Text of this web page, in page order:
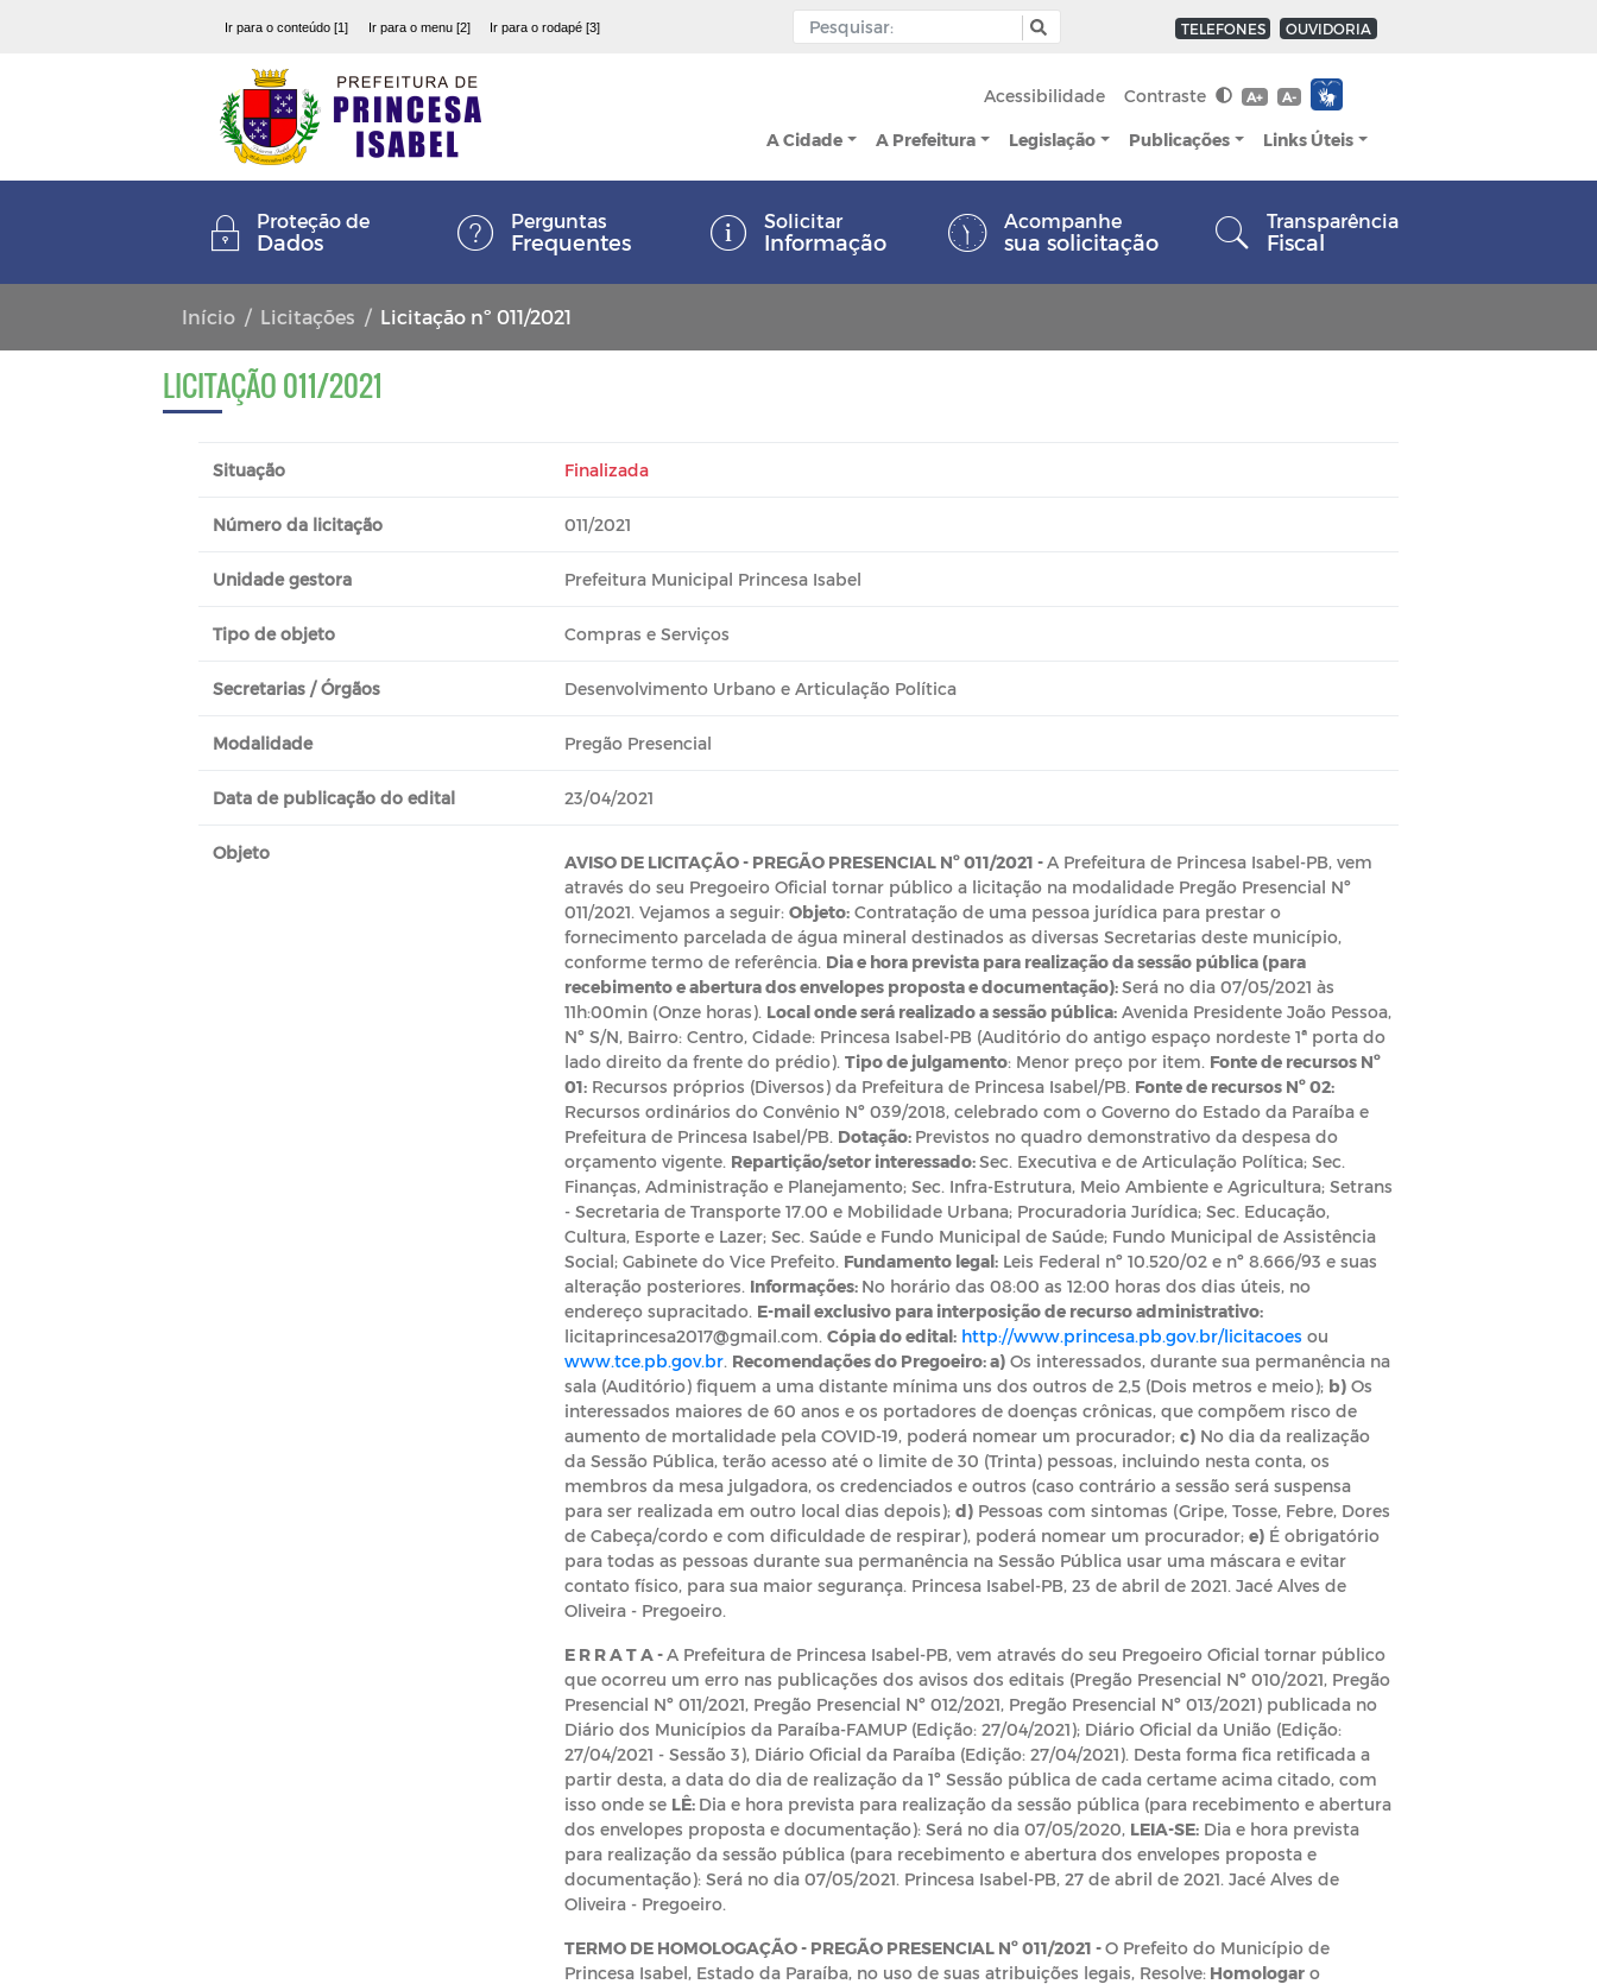
Ir para o conteúdo [1] Ir para o menu [2] Ir para o rodapé [3] TELEFONES OUVIDORIA
Acessibilidade Contraste A+ A-
A Cidade A Prefeitura Legislação Publicações Links Úteis
Proteção de
Dados
Perguntas
Frequentes
Solicitar
Informação
Acompanhe
sua solicitação
Transparência
Fiscal
Início Licitações Licitação nº 011/2021
LICITAÇÃO 011/2021
Situação Finalizada
Número da licitação 011/2021
Unidade gestora Prefeitura Municipal Princesa Isabel
Tipo de objeto Compras e Serviços
Secretarias / Órgãos Desenvolvimento Urbano e Articulação Política
Modalidade Pregão Presencial
Data de publicação do edital 23/04/2021
Objeto AVISO DE LICITAÇÃO - PREGÃO PRESENCIAL Nº 011/2021 -A Prefeitura de Princesa Isabel-PB, vem
através do seu Pregoeiro Oficial tornar público a licitação na modalidade Pregão Presencial Nº
011/2021. Vejamos a seguir: Objeto:Contratação de uma pessoa jurídica para prestar o
fornecimento parcelada de água mineral destinados as diversas Secretarias deste município,
conforme termo de referência. Dia e hora prevista para realização da sessão pública (para
recebimento e abertura dos envelopes proposta e documentação):Será no dia 07/05/2021 às
11h:00min (Onze horas). Local onde será realizado a sessão pública:Avenida Presidente João Pessoa,
Nº S/N, Bairro: Centro, Cidade: Princesa Isabel-PB (Auditório do antigo espaço nordeste 1ª porta do
lado direito da frente do prédio). Tipo de julgamento: Menor preço por item. Fonte de recursos Nº
01:Recursos próprios (Diversos) da Prefeitura de Princesa Isabel/PB. Fonte de recursos Nº 02:
Recursos ordinários do Convênio Nº 039/2018, celebrado com o Governo do Estado da Paraíba e
Prefeitura de Princesa Isabel/PB. Dotação: Previstos no quadro demonstrativo da despesa do
orçamento vigente. Repartição/setor interessado:Sec. Executiva e de Articulação Política; Sec.
Finanças, Administração e Planejamento; Sec. Infra-Estrutura, Meio Ambiente e Agricultura; Setrans
- Secretaria de Transporte 17.00 e Mobilidade Urbana; Procuradoria Jurídica; Sec. Educação,
Cultura, Esporte e Lazer; Sec. Saúde e Fundo Municipal de Saúde; Fundo Municipal de Assistência
Social; Gabinete do Vice Prefeito. Fundamento legal:Leis Federal nº 10.520/02 e nº 8.666/93 e suas
alteração posteriores. Informações: No horário das 08:00 as 12:00 horas dos dias úteis, no
endereço supracitado. E-mail exclusivo para interposição de recurso administrativo:
licitaprincesa2017@gmail.com. Cópia do edital: http://www.princesa.pb.gov.br/licitacoesou
www.tce.pb.gov.br. Recomendações do Pregoeiro: a)Os interessados, durante sua permanência na
sala (Auditório) fiquem a uma distante mínima uns dos outros de 2,5 (Dois metros e meio); b)Os
interessados maiores de 60 anos e os portadores de doenças crônicas, que compõem risco de
aumento de mortalidade pela COVID-19, poderá nomear um procurador; c)No dia da realização
da Sessão Pública, terão acesso até o limite de 30 (Trinta) pessoas, incluindo nesta conta, os
membros da mesa julgadora, os credenciados e outros (caso contrário a sessão será suspensa
para ser realizada em outro local dias depois); d)Pessoas com sintomas (Gripe, Tosse, Febre, Dores
de Cabeça/cordo e com dificuldade de respirar), poderá nomear um procurador; e)É obrigatório
para todas as pessoas durante sua permanência na Sessão Pública usar uma máscara e evitar
contato físico, para sua maior segurança. Princesa Isabel-PB, 23 de abril de 2021. Jacé Alves de
Oliveira - Pregoeiro.
E R R A T A -A Prefeitura de Princesa Isabel-PB, vem através do seu Pregoeiro Oficial tornar público
que ocorreu um erro nas publicações dos avisos dos editais (Pregão Presencial Nº 010/2021, Pregão
Presencial Nº 011/2021, Pregão Presencial Nº 012/2021, Pregão Presencial Nº 013/2021) publicada no
Diário dos Municípios da Paraíba-FAMUP (Edição: 27/04/2021); Diário Oficial da União (Edição:
27/04/2021 - Sessão 3), Diário Oficial da Paraíba (Edição: 27/04/2021). Desta forma fica retificada a
partir desta, a data do dia de realização da 1º Sessão pública de cada certame acima citado, com
isso onde se LÊ: Dia e hora prevista para realização da sessão pública (para recebimento e abertura
dos envelopes proposta e documentação): Será no dia 07/05/2020, LEIA-SE:Dia e hora prevista
para realização da sessão pública (para recebimento e abertura dos envelopes proposta e
documentação): Será no dia 07/05/2021. Princesa Isabel-PB, 27 de abril de 2021. Jacé Alves de
Oliveira - Pregoeiro.
TERMO DE HOMOLOGAÇÃO - PREGÃO PRESENCIAL Nº 011/2021 -O Prefeito do Município de
Princesa Isabel, Estado da Paraíba, no uso de suas atribuições legais, Resolve:Homologaro